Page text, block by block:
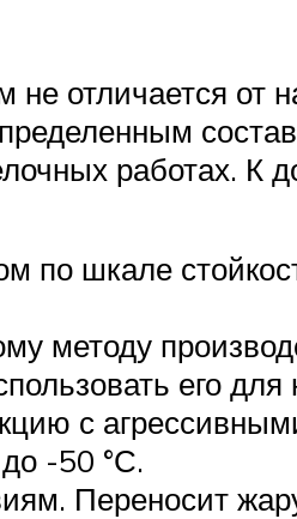
отличается от
работах. К
по шкале
методу
его
с
-50 °С.
Переносит